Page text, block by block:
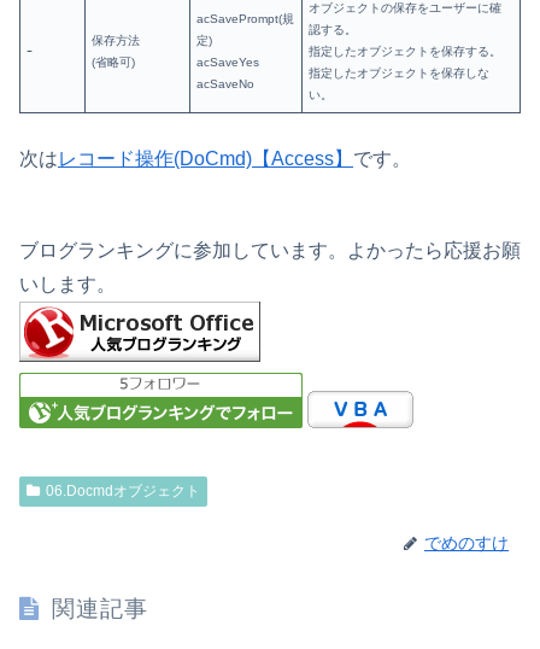
ｰ
保存方法
(省略可)
acSavePrompt(規
定)
acSaveYes
acSaveNo
オブジェクトの保存をユーザーに確
認する。
指定したオブジェクトを保存する。
指定したオブジェクトを保存しな
い。
次はレコード操作(DoCmd)【Access】 です。
ブログランキングに参加しています。よかったら応援お願
いします。
06.Docmdオブジェクト
でめのすけ
関連記事